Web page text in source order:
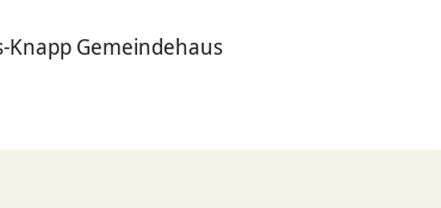
Knapp Gemeindehaus